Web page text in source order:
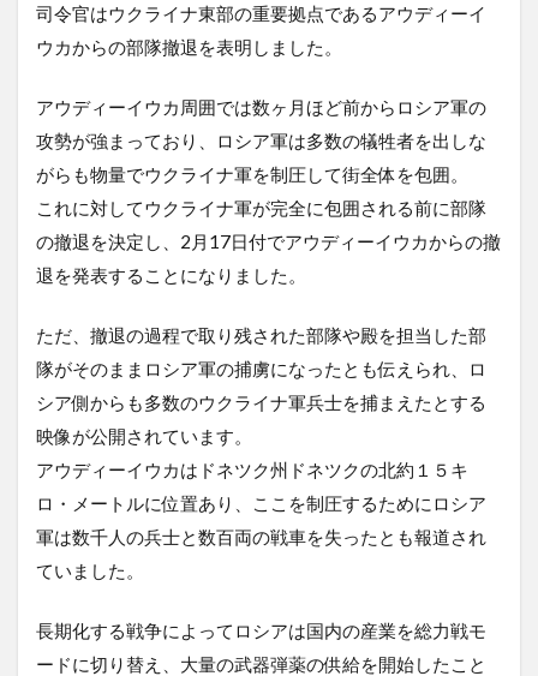
司令官はウクライナ東部の重要拠点であるアウディーイ
ウカからの部隊撤退を表明しました。
アウディーイウカ周囲では数ヶ月ほど前からロシア軍の
攻勢が強まっており、ロシア軍は多数の犠牲者を出しな
がらも物量でウクライナ軍を制圧して街全体を包囲。
これに対してウクライナ軍が完全に包囲される前に部隊
の撤退を決定し、2月17日付でアウディーイウカからの撤
退を発表することになりました。
ただ、撤退の過程で取り残された部隊や殿を担当した部
隊がそのままロシア軍の捕虜になったとも伝えられ、ロ
シア側からも多数のウクライナ軍兵士を捕まえたとする
映像が公開されています。
アウディーイウカはドネツク州ドネツクの北約１５キ
ロ・メートルに位置あり、ここを制圧するためにロシア
軍は数千人の兵士と数百両の戦車を失ったとも報道され
ていました。
長期化する戦争によってロシアは国内の産業を総力戦モ
ードに切り替え、大量の武器弾薬の供給を開始したこと